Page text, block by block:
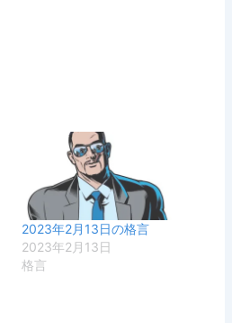
2023年2月13日の格言
2023年2月13日
格言